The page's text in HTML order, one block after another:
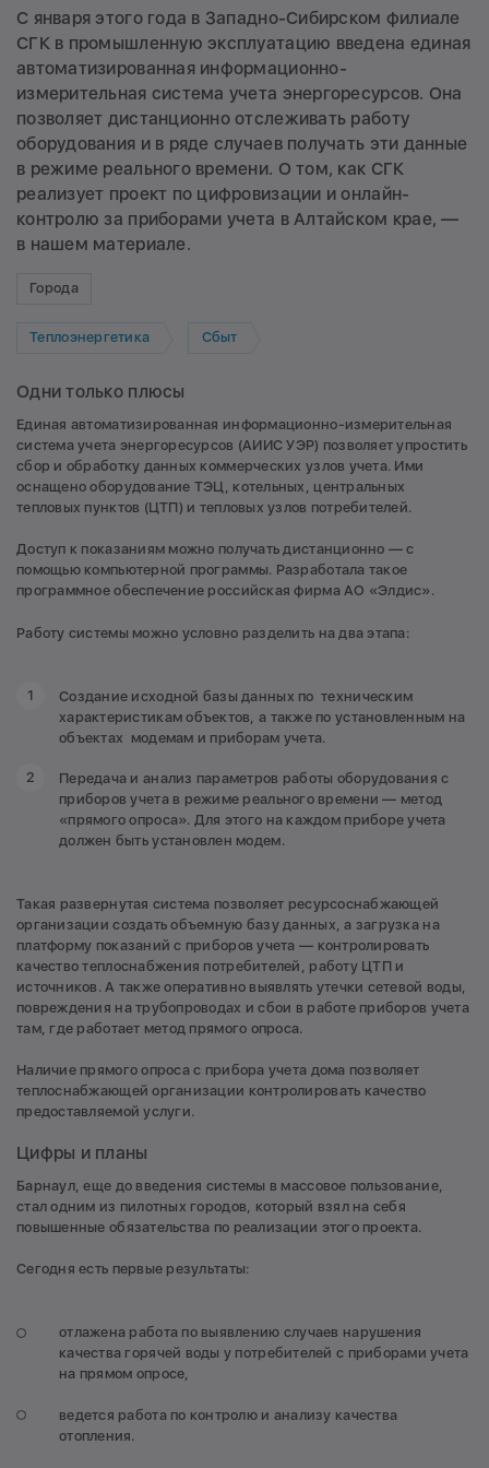
С января этого года в Западно-Сибирском филиале
СГК в промышленную эксплуатацию введена единая
автоматизированная информационно-
измерительная система учета энергоресурсов. Она
позволяет дистанционно отслеживать работу
оборудования и в ряде случаев получать эти данные
в режиме реального времени. О том, как СГК
реализует проект по цифровизации и онлайн-
контролю за приборами учета в Алтайском крае, —
в нашем материале.
Города
Теплоэнергетика Сбыт
Одни только плюсы
Единая автоматизированная информационно-измерительная
система учета энергоресурсов (АИИС УЭР) позволяет упростить
сбор и обработку данных коммерческих узлов учета. Ими
оснащено оборудование ТЭЦ, котельных, центральных
тепловых пунктов (ЦТП) и тепловых узлов потребителей.
Доступ к показаниям можно получать дистанционно — с
помощью компьютерной программы. Разработала такое
программное обеспечение российская фирма АО «Элдис».
Работу системы можно условно разделить на два этапа:
Создание исходной базы данных по техническим
характеристикам объектов, а также по установленным на
объектах модемам и приборам учета.
Передача и анализ параметров работы оборудования с
приборов учета в режиме реального времени — метод
«прямого опроса». Для этого на каждом приборе учета
должен быть установлен модем.
Такая развернутая система позволяет ресурсоснабжающей
организации создать объемную базу данных, а загрузка на
платформу показаний с приборов учета — контролировать
качество теплоснабжения потребителей, работу ЦТП и
источников. А также оперативно выявлять утечки сетевой воды,
повреждения на трубопроводах и сбои в работе приборов учета
там, где работает метод прямого опроса.
Наличие прямого опроса с прибора учета дома позволяет
теплоснабжающей организации контролировать качество
предоставляемой услуги.
Цифры и планы
Барнаул, еще до введения системы в массовое пользование,
стал одним из пилотных городов, который взял на себя
повышенные обязательства по реализации этого проекта.
Сегодня есть первые результаты:
отлажена работа по выявлению случаев нарушения
качества горячей воды у потребителей с приборами учета
на прямом опросе,
ведется работа по контролю и анализу качества
отопления.